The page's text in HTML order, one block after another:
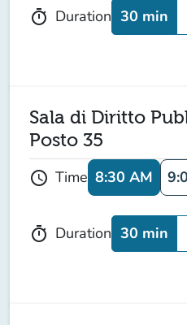
timer Duration 30 min
Sala di Diritto
Posto 35
schedule Time 8:30 AM
timer Duration 30 min